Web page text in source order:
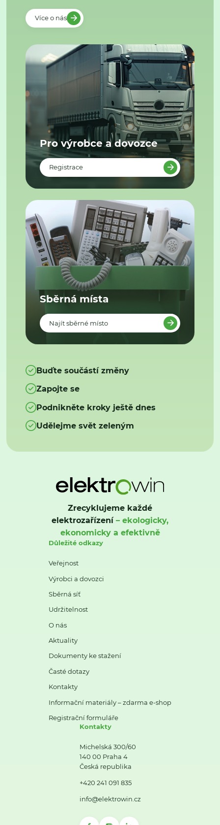
Více o nás
Pro výrobce a dovozce
Registrace
Sběrná místa
Najít sběrné místo
Buďte součástí změny
Zapojte se
Podnikněte kroky ještě dnes
Udělejme svět zeleným
Zrecyklujeme každé
elektrozařízení– ekologicky,
ekonomicky a efektivně
Důležité odkazy
Veřejnost
Výrobci a dovozci
Sběrná síť
Udržitelnost
O nás
Aktuality
Dokumenty ke stažení
Časté dotazy
Kontakty
Informační materiály – zdarma e-shop
Registrační formuláře
Kontakty
Michelská 300/60
140 00 Praha 4
Česká republika
+420 241 091 835
info@elektrowin.cz